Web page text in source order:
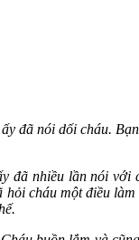
đã nói dối cháu.
đã nhiều lần nói
cháu một điều